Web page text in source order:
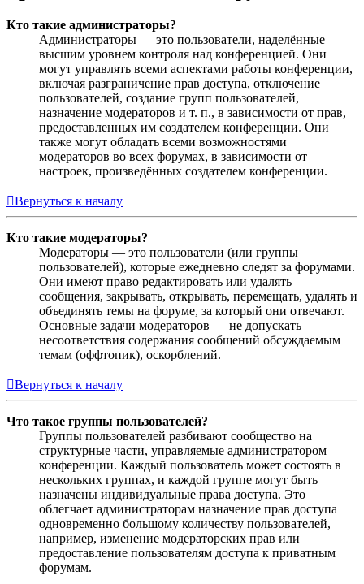
Кто такие администраторы?
Администраторы — это пользователи, наделённые
высшим уровнем контроля над конференцией. Они
могут управлять всеми аспектами работы конференции,
включая разграничение прав доступа, отключение
пользователей, создание групп пользователей,
назначение модераторов и т. п., в зависимости от прав,
предоставленных им создателем конференции. Они
также могут обладать всеми возможностями
модераторов во всех форумах, в зависимости от
настроек, произведённых создателем конференции.
Вернуться к началу
Кто такие модераторы?
Модераторы — это пользователи (или группы
пользователей), которые ежедневно следят за форумами.
Они имеют право редактировать или удалять
сообщения, закрывать, открывать, перемещать, удалять и
объединять темы на форуме, за который они отвечают.
Основные задачи модераторов — не допускать
несоответствия содержания сообщений обсуждаемым
темам (оффтопик), оскорблений.
Вернуться к началу
Что такое группы пользователей?
Группы пользователей разбивают сообщество на
структурные части, управляемые администратором
конференции. Каждый пользователь может состоять в
нескольких группах, и каждой группе могут быть
назначены индивидуальные права доступа. Это
облегчает администраторам назначение прав доступа
одновременно большому количеству пользователей,
например, изменение модераторских прав или
предоставление пользователям доступа к приватным
форумам.